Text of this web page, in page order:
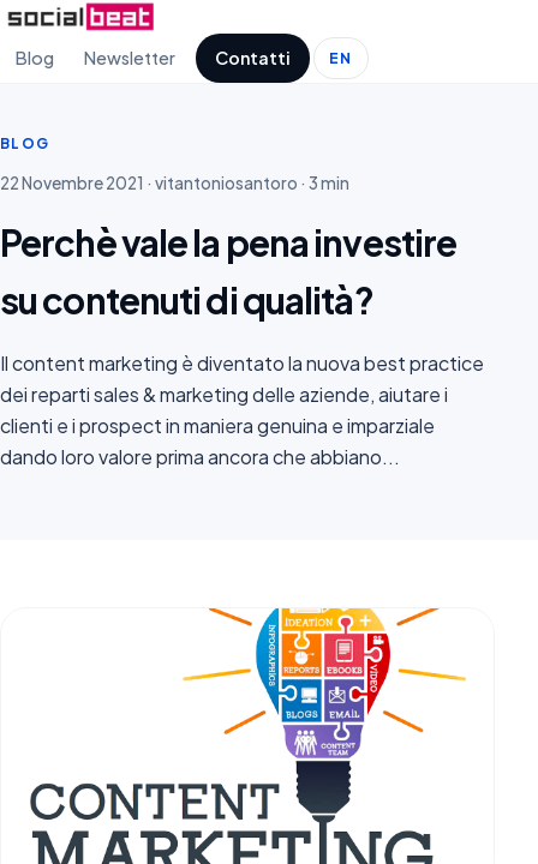
Blog Newsletter Contatti EN
BLOG
22 Novembre 2021 · vitantoniosantoro · 3 min
Perchè vale la pena investire
su contenuti di qualità?
Il content marketing è diventato la nuova best practice
dei reparti sales & marketing delle aziende, aiutare i
clienti e i prospect in maniera genuina e imparziale
dando loro valore prima ancora che abbiano...